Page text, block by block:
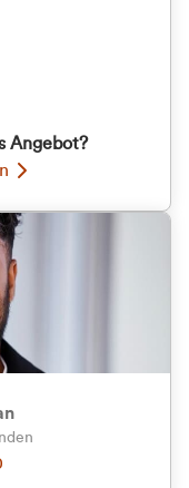
Angebot?